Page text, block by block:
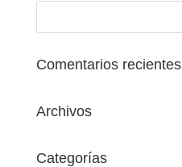
Comentarios recientes
Archivos
Categorías